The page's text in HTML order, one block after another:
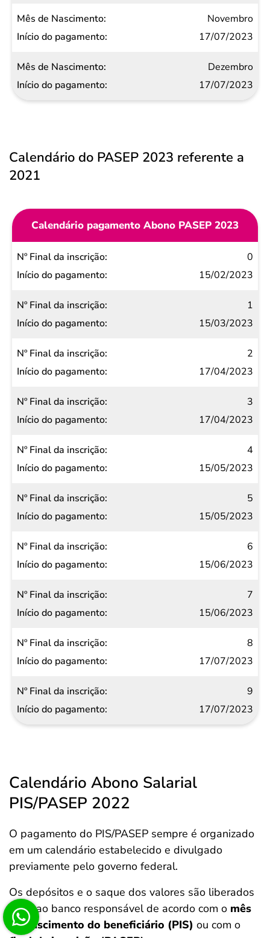
Novembro
17/07/2023
Dezembro
17/07/2023
Calendário do PASEP 2023 referente a
2021
Calendário pagamento Abono PASEP 2023
Nº Final
da
Início do
pagamento
0
15/02/2023
1
15/03/2023
2
17/04/2023
3
17/04/2023
4
15/05/2023
5
15/05/2023
6
15/06/2023
7
15/06/2023
8
17/07/2023
9
17/07/2023
Calendário Abono Salarial
PIS/PASEP 2022
O pagamento do PIS/PASEP sempre é organizado
em um calendário estabelecido e divulgado
previamente pelo governo federal.
Os depósitos e o saque dos valores são liberados
junto ao banco responsável de acordo com o mês
de nascimento do beneficiário (PIS) ou com o